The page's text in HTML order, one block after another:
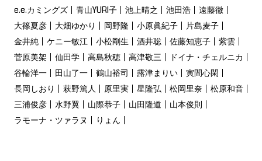
e.e.カミングズ 青山YURI子 池上晴之 池田浩
遠藤徹
大篠夏彦
大畑ゆかり 岡野隆 小原眞紀子
片島麦子
金井純
ケニー敏江 小松剛生 酒井聡 佐藤知恵子
紫雲
菅原美架
仙田学 高島秋穂 高津敬三
ドイナ・チェルニカ
谷輪洋一
田山了一 鶴山裕司 露津まりい
寅間心閑
長岡しおり
萩野篤人 原里実 星隆弘 松岡里奈
松原和音
三浦俊彦
水野翼 山際恭子 山田隆道
山本俊則
ラモーナ・ツァラヌ
りょん